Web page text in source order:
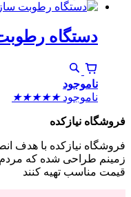
دستگاه
ناموجود
ناموجود ★
★
★
★
★
فروشگاه نیازکده
فروشگاه نیازکده با هدف
زمینم طراحی شده که مردم
قیمت مناسب تهیه کنند